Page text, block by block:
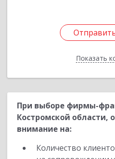
Показать
При выборе фирмы-
Костромской области,
внимание на:
Количество